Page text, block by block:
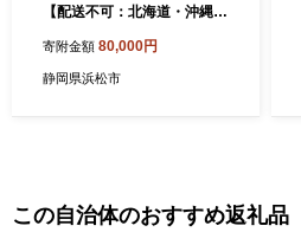
【配送不可：北海道・沖縄・
イクグリーン 花 フラワー 清
浄 消臭
寄附金額 80,000円
静岡県浜松市
この自治体のおすすめ返礼品